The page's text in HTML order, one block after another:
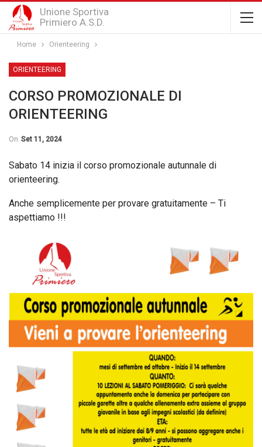
Unione Sportiva
Primiero A.S.D.
Home Orienteering
ORIENTEERING
CORSO PROMOZIONALE DI
ORIENTEERING
On Set 11, 2024
Sabato 14 inizia il corso promozionale autunnale di
orienteering.
Anche semplicemente per provare gratuitamente – Ti
aspettiamo !!!